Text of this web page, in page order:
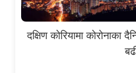
दक्षिण कोरियामा